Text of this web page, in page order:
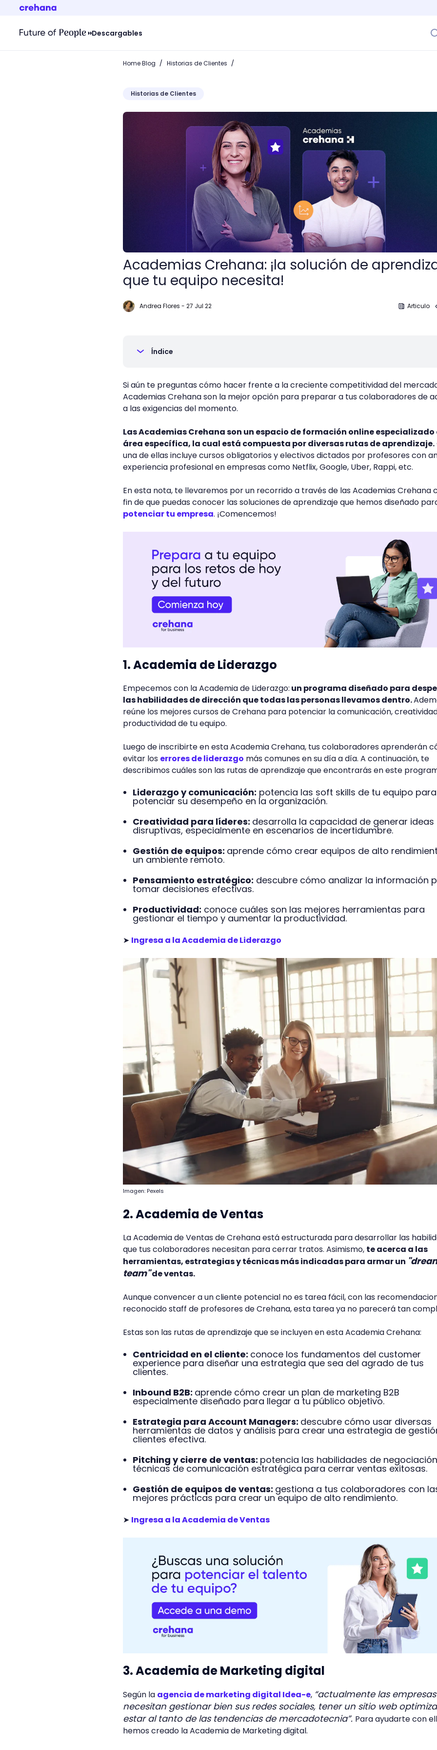
Descargables
Home Blog / Historias de Clientes /
Historias de Clientes
Academias Crehana: ¡la solución de aprendizaje que tu equipo necesita!
Academias Crehana: ¡la solución de
que tu equipo necesita!
Andrea Flores - 27 Jul 22 Articulo
Índice
Si aún te preguntas cómo hacer frente a la creciente competitividad del
Academias Crehana son la mejor opción para preparar a tus colaboradores de
a las exigencias del momento.
Las Academias Crehana son un espacio de formación online especializado
área específica, la cual está compuesta por diversas rutas de aprendizaje.
una de ellas incluye cursos obligatorios y electivos dictados por profesores con
experiencia profesional en empresas como Netflix, Google, Uber, Rappi, etc.
En esta nota, te llevaremos por un recorrido a través de las Academias Crehana
fin de que puedas conocer las soluciones de aprendizaje que hemos diseñado
potenciar tu empresa. ¡Comencemos!
1. Academia de Liderazgo
Empecemos con la Academia de Liderazgo: un programa diseñado para
las habilidades de dirección que todas las personas llevamos dentro.
reúne los mejores cursos de Crehana para potenciar la comunicación,
productividad de tu equipo.
Luego de inscribirte en esta Academia Crehana, tus colaboradores aprenderán
evitar los errores de liderazgo más comunes en su día a día. A continuación, te
describimos cuáles son las rutas de aprendizaje que encontrarás en este
Liderazgo y comunicación: potencia las soft skills de tu equipo para
potenciar su desempeño en la organización.
Creatividad para líderes: desarrolla la capacidad de generar ideas
disruptivas, especialmente en escenarios de incertidumbre.
Gestión de equipos: aprende cómo crear equipos de alto
un ambiente remoto.
Pensamiento estratégico: descubre cómo analizar la información
tomar decisiones efectivas.
Productividad: conoce cuáles son las mejores herramientas para
gestionar el tiempo y aumentar la productividad.
➤ Ingresa a la Academia de Liderazgo
Imagen: Pexels
2. Academia de Ventas
La Academia de Ventas de Crehana está estructurada para desarrollar las
que tus colaboradores necesitan para cerrar tratos. Asimismo, te acerca a las
herramientas, estrategias y técnicas más indicadas para armar un
team"de ventas.
Aunque convencer a un cliente potencial no es tarea fácil, con las
reconocido staff de profesores de Crehana, esta tarea ya no parecerá tan
Estas son las rutas de aprendizaje que se incluyen en esta Academia Crehana:
Centricidad en el cliente: conoce los fundamentos del customer
experience para diseñar una estrategia que sea del agrado de tus
clientes.
Inbound B2B: aprende cómo crear un plan de marketing B2B
especialmente diseñado para llegar a tu público objetivo.
Estrategia para Account Managers: descubre cómo usar diversas
herramientas de datos y análisis para crear una estrategia de
clientes efectiva.
Pitching y cierre de ventas: potencia las habilidades de
técnicas de comunicación estratégica para cerrar ventas exitosas.
Gestión de equipos de ventas: gestiona a tus colaboradores con
mejores prácticas para crear un equipo de alto rendimiento.
➤ Ingresa a la Academia de Ventas
3. Academia de Marketing digital
Según la agencia de marketing digital Idea-e, “actualmente las empresas
necesitan gestionar bien sus redes sociales, tener un sitio web
estar al tanto de las tendencias de mercadotecnia”. Para ayudarte con
hemos creado la Academia de Marketing digital.